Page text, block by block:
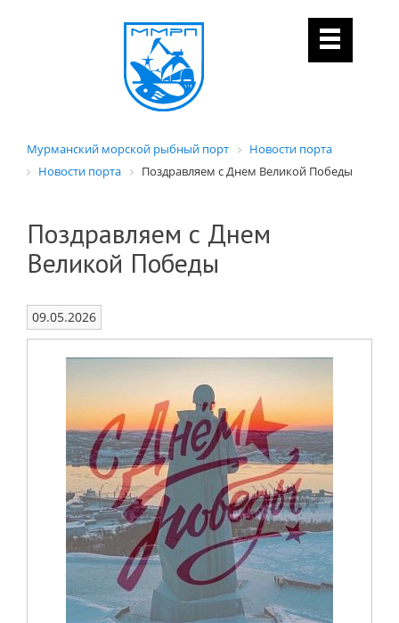
Мурманский морской рыбный порт
Новости порта
Новости порта
Поздравляем с Днем Великой Победы
Поздравляем с Днем
Великой Победы
09.05.2026